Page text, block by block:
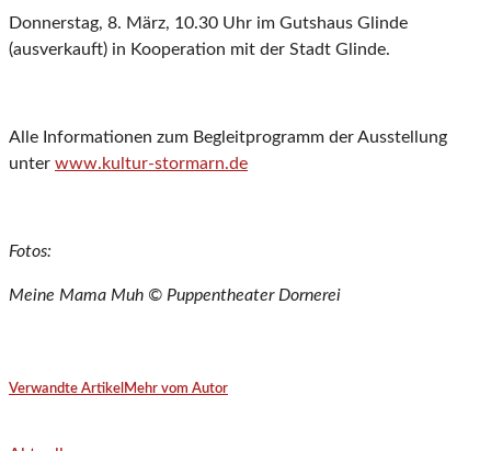
Donnerstag, 8. März, 10.30 Uhr im Gutshaus Glinde
(ausverkauft) in Kooperation mit der Stadt Glinde.
Alle Informationen zum Begleitprogramm der Ausstellung
unter www.kultur-stormarn.de
Fotos:
Meine Mama Muh © Puppentheater Dornerei
Verwandte Artikel Mehr vom Autor